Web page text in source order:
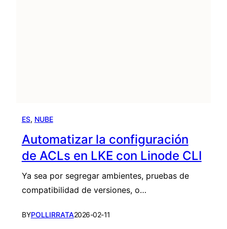
ES, NUBE
Automatizar la configuración
de ACLs en LKE con Linode CLI
Ya sea por segregar ambientes, pruebas de
compatibilidad de versiones, o…
BYPOLLIRRATA2026-02-11